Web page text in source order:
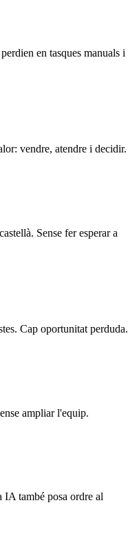
en tasques manuals i
vendre, atendre i decidir.
Sense fer esperar a
Cap oportunitat perduda.
ampliar l'equip.
també posa ordre al